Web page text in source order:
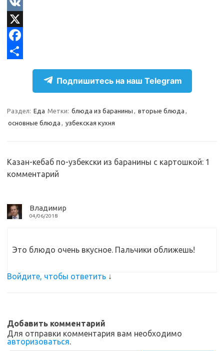
e
e
g
O
d
n
o
s
i
k
V
KX
F
b
k
р
и
т
Подпишитесь на наш Telegram
Раздел: Еда Метки: блюда из баранины вторые блюда
основные блюда
узбекская кухня
Казан-кебаб по-узбекски из баранины с картошкой: 1
комментарий
Владимир
04/06/2018
Это блюдо очень вкусное. Пальчики оближешь!
Войдите, чтобы ответить ↓
Добавить комментарий
Для отправки комментария вам необходимо
авторизоваться.